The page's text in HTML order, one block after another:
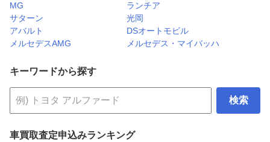
MG
ランチア
サターン
光岡
アバルト
DSオートモビル
メルセデスAMG
メルセデス・マイバッハ
キーワードから探す
検索
車買取査定申込みランキング